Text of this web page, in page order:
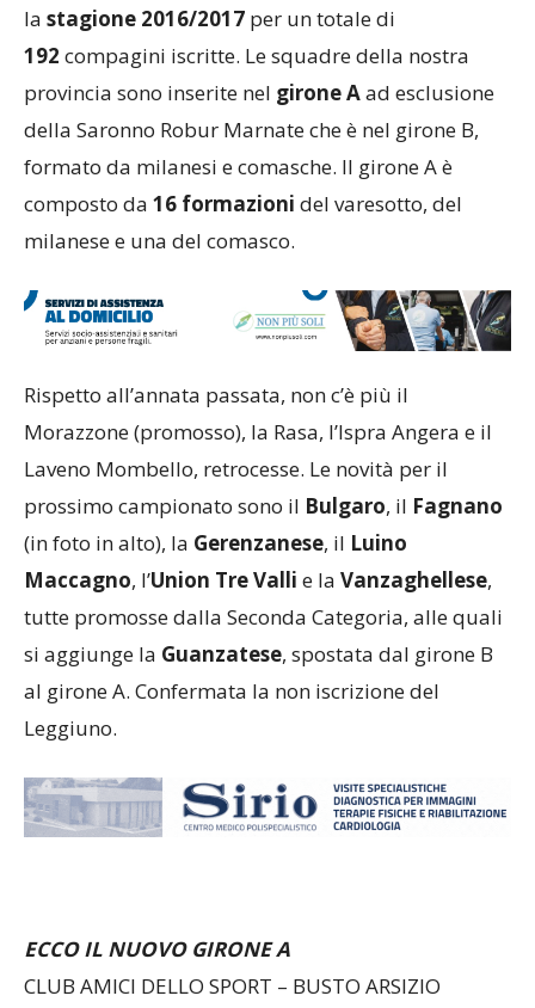
la stagione 2016/2017 per un totale di
192 compagini iscritte. Le squadre della nostra
provincia sono inserite nel girone Aad esclusione
della Saronno Robur Marnate che è nel girone B,
formato da milanesi e comasche. Il girone A è
composto da 16 formazioni del varesotto, del
milanese e una del comasco.
Rispetto all’annata passata, non c’è più il
Morazzone (promosso), la Rasa, l’Ispra Angera e il
Laveno Mombello, retrocesse. Le novità per il
prossimo campionato sono il Bulgaro, il Fagnano
(in foto in alto), la Gerenzanese, il Luino
Maccagno, l’Union Tre Valli e la Vanzaghellese,
tutte promosse dalla Seconda Categoria, alle quali
si aggiunge la Guanzatese, spostata dal girone B
al girone A. Confermata la non iscrizione del
Leggiuno.
ECCO IL NUOVO GIRONE A
CLUB AMICI DELLO SPORT – BUSTO ARSIZIO